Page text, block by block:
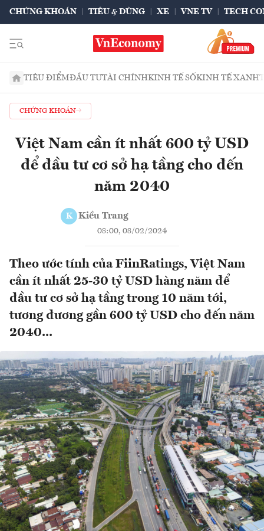
CHỨNG KHOÁN TIÊU & DÙNG XE VNE TV TECH
TIÊU ĐIỂMĐẦU TƯTÀI CHÍNHKINH TẾ SỐKINH TẾ XANH
CHỨNG KHOÁN
Việt Nam cần ít nhất 600 tỷ USD
để đầu tư cơ sở hạ tầng cho đến
năm 2040
K Kiều Trang
08:00, 08/02/2024
Theo ước tính của FiinRatings, Việt Nam
cần ít nhất 25-30 tỷ USD hàng năm để
đầu tư cơ sở hạ tầng trong 10 năm tới,
tương đương gần 600 tỷ USD cho đến năm
2040...